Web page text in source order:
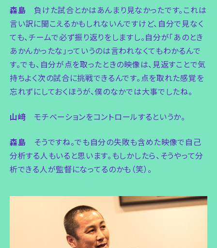
森島 負けた試合とかはあんまり見なかったです。これは
言い訳に聞こえるかもしれないんですけど、自分で見なく
ても、チームで必ず振り返りをしますし。自分が「あのとき
あかんかったな」っていうのは言われなくてもわかるんで
す。でも、自分が点を取ったときの映像は、見返すことで気
持ちよく次の試合に挑戦できるんです。点を取れた感覚を
忘れずにしておくほうが、僕のなかでは大事でしたね。
山﨑 モチベーションをコントロールするというか。
森島 そうですね。でも自分の失敗も含めた映像で自己
分析する人もいると思います。もしかしたら、そうやって分
析できる人が監督になってるのかも（笑）。